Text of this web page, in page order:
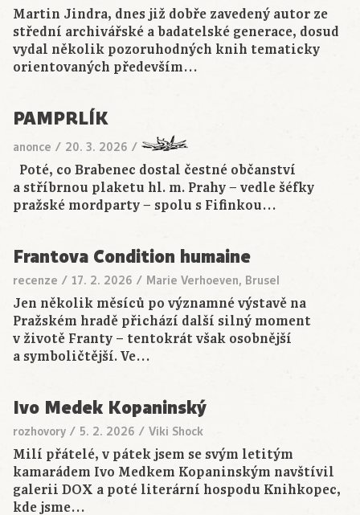
Martin Jindra, dnes již dobře zavedený autor ze
střední archivářské a badatelské generace, dosud
vydal několik pozoruhodných knih tematicky
orientovaných především…
PAMPRLÍK
anonce / 20. 3. 2026 /
Poté, co Brabenec dostal čestné občanství
a stříbrnou plaketu hl. m. Prahy − vedle šéfky
pražské mordparty − spolu s Fifinkou…
Frantova Condition humaine
recenze / 17. 2. 2026 / Marie Verhoeven, Brusel
Jen několik měsíců po významné výstavě na
Pražském hradě přichází další silný moment
v životě Franty – tentokrát však osobnější
a symboličtější. Ve…
Ivo Medek Kopaninský
rozhovory / 5. 2. 2026 / Viki Shock
Milí přátelé, v pátek jsem se svým letitým
kamarádem Ivo Medkem Kopaninským navštívil
galerii DOX a poté literární hospodu Knihkopec,
kde jsme…